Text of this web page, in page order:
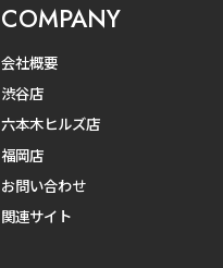
COMPANY
会社概要
渋谷店
六本木ヒルズ店
福岡店
お問い合わせ
関連サイト